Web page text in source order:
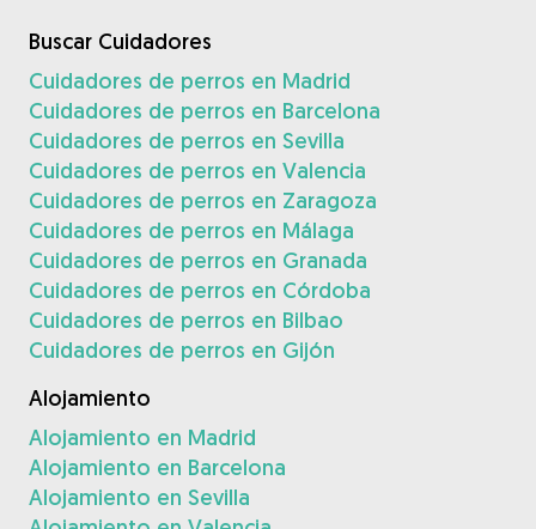
Buscar Cuidadores
Cuidadores de perros en Madrid
Cuidadores de perros en Barcelona
Cuidadores de perros en Sevilla
Cuidadores de perros en Valencia
Cuidadores de perros en Zaragoza
Cuidadores de perros en Málaga
Cuidadores de perros en Granada
Cuidadores de perros en Córdoba
Cuidadores de perros en Bilbao
Cuidadores de perros en Gijón
Alojamiento
Alojamiento en Madrid
Alojamiento en Barcelona
Alojamiento en Sevilla